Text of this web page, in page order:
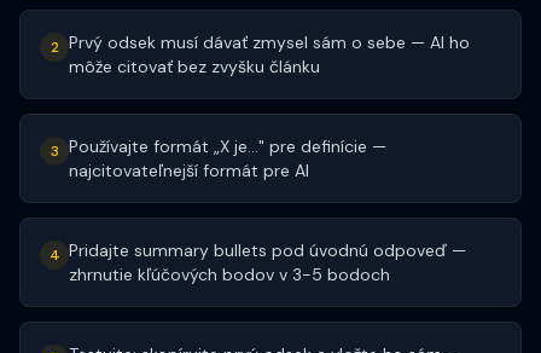
2 Prvý odsek musí dávať zmysel sám o sebe — AI ho
môže citovať bez zvyšku článku
3 Používajte formát „X je..." pre definície —
najcitovateľnejší formát pre AI
4 Pridajte summary bullets pod úvodnú odpoveď —
zhrnutie kľúčových bodov v 3-5 bodoch